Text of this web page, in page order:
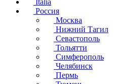
Italia
Россия
Москва
Нижний Тагил
Севастополь
Тольятти
Симферополь
Челябинск
Пермь